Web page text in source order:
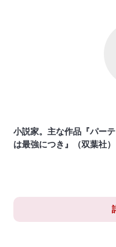
小説家。主な作品『パー
は最強につき』（双葉社）